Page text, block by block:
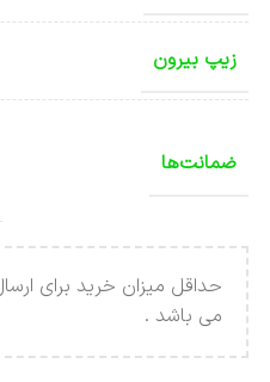
زیپ بیرون
ضمانت‌ها
می باشد .